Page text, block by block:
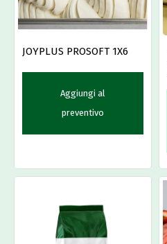
JOYPLUS PROSOFT 1X6
Aggiungi al
preventivo